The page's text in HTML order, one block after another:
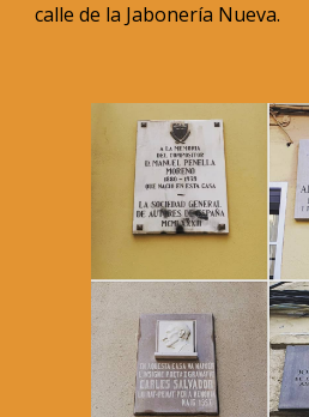
calle de la Jabonería Nueva.